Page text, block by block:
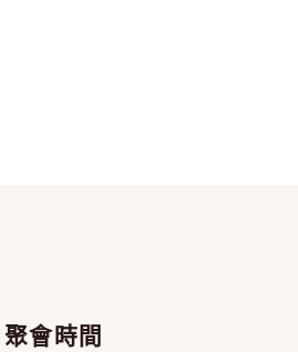
聚會時間